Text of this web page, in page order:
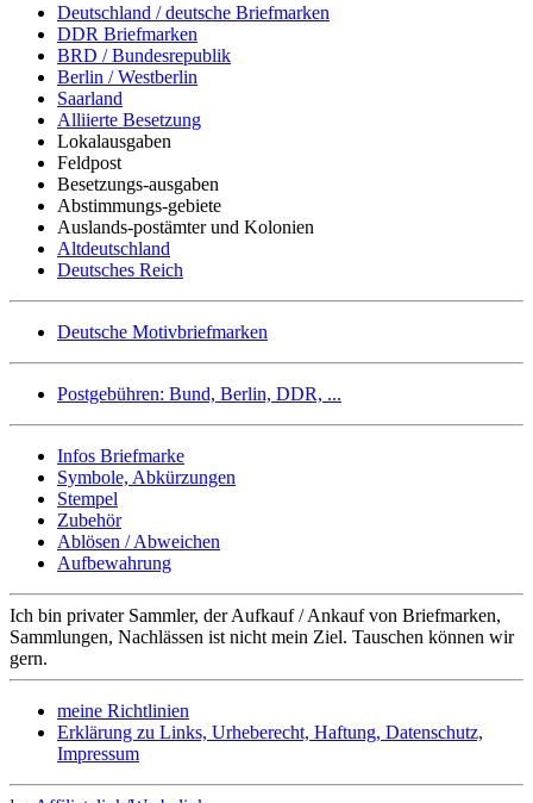
Deutschland / deutsche Briefmarken
DDR Briefmarken
BRD / Bundesrepublik
Berlin / Westberlin
Saarland
Alliierte Besetzung
Lokalausgaben
Feldpost
Besetzungs-ausgaben
Abstimmungs-gebiete
Auslands-postämter und Kolonien
Altdeutschland
Deutsches Reich
Deutsche Motivbriefmarken
Postgebühren: Bund, Berlin, DDR, ...
Infos Briefmarke
Symbole, Abkürzungen
Stempel
Zubehör
Ablösen / Abweichen
Aufbewahrung
Ich bin privater Sammler, der Aufkauf / Ankauf von Briefmarken,
Sammlungen, Nachlässen ist nicht mein Ziel. Tauschen können wir
gern.
meine Richtlinien
Erklärung zu Links, Urheberecht, Haftung, Datenschutz,
Impressum